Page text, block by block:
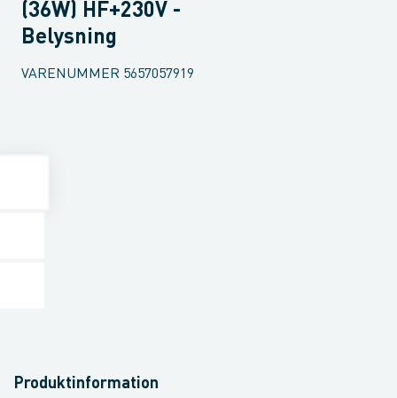
(36W) HF+230V -
Belysning
VARENUMMER 5657057919
Produktinformation